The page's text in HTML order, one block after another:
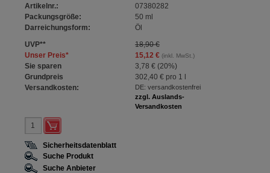
Artikelnr.:
07380282
Packungsgröße:
50 ml
Darreichungsform:
Öl
UVP**
18,90 €
Unser Preis* 15,12 €(inkl. MwSt.)
Sie sparen 3,78 € (20%)
Grundpreis
302,40 €pro 1 l
Versandkosten:
DE: versandkostenfrei
zzgl. Auslands-
Versandkosten
Sicherheitsdatenblatt
Suche Produkt
Suche Anbieter